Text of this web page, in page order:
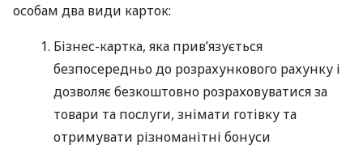
особам два види карток:
Бізнес-картка, яка прив’язується
безпосередньо до розрахункового рахунку і
дозволяє безкоштовно розраховуватися за
товари та послуги, знімати готівку та
отримувати різноманітні бонуси